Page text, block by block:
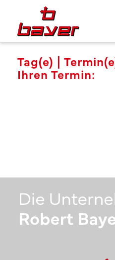
Tag(e) |
Ihren Termin: